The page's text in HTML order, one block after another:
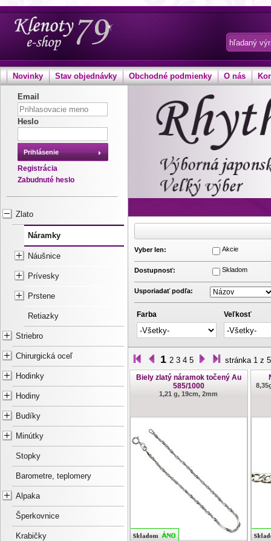
Novinky Stav objednávky Obchodné podmienky O nás
Email
Heslo
Prihlásenie
Registrácia
Zabudnuté heslo
Zlato
Náramky
Náušnice
Prívesky
Prstene
Retiazky
Striebro
Chirurgická oceľ
Hodinky
Hodiny
Budíky
Minútky
Stopky
Barometre, teplomery
Alpaka
Šperkovnice
Krabičky
Vyber len: Akcie
Dostupnosť: Skladom
Usporiadať podľa:
Farba Veľkosť
1 2 3 4 5
stránka 1 z 5
Biely zlatý náramok točený Au
585/1000
1,21 g, 19cm, 2mm